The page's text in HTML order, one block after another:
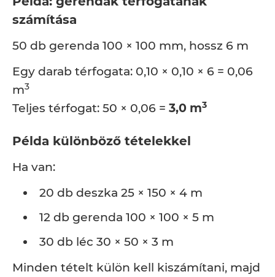
számítása
50 db gerenda 100 × 100 mm, hossz 6 m
Egy darab térfogata: 0,10 × 0,10 × 6 = 0,06
m3
Teljes térfogat: 50 × 0,06 = 3,0 m3
Példa különböző tételekkel
Ha van:
20 db deszka 25 × 150 × 4 m
12 db gerenda 100 × 100 × 5 m
30 db léc 30 × 50 × 3 m
Minden tételt külön kell kiszámítani, majd